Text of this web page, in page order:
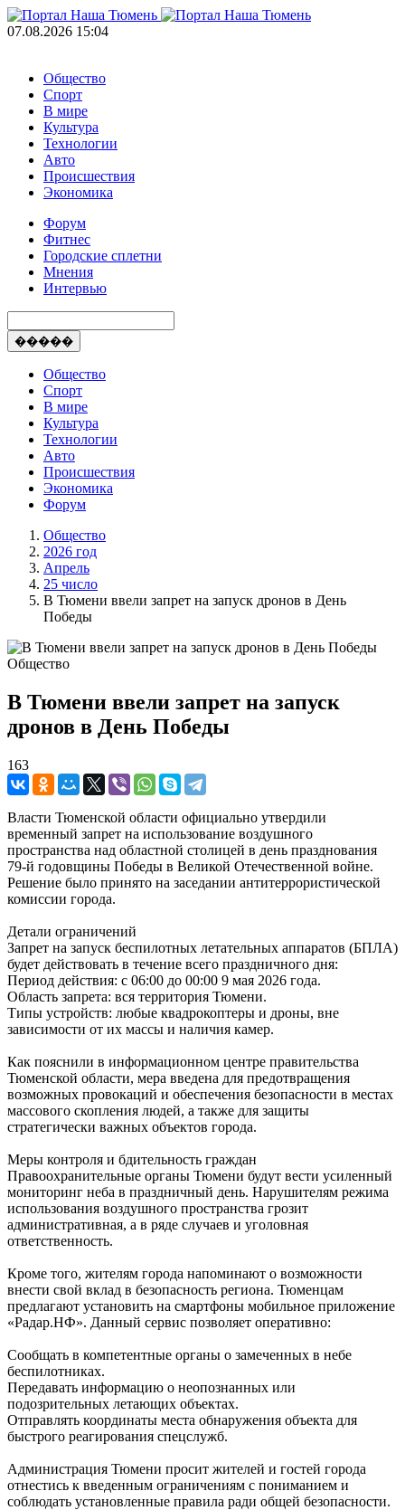
07.08.2026 15:04
Общество
Спорт
В мире
Культура
Технологии
Авто
Происшествия
Экономика
Форум
Фитнес
Городские сплетни
Мнения
Интервью
�����
Общество
Спорт
В мире
Культура
Технологии
Авто
Происшествия
Экономика
Форум
Общество
2026 год
Апрель
25 число
В Тюмени ввели запрет на запуск дронов в День
Победы
Общество
В Тюмени ввели запрет на запуск
дронов в День Победы
163
Власти Тюменской области официально утвердили
временный запрет на использование воздушного
пространства над областной столицей в день празднования
79-й годовщины Победы в Великой Отечественной войне.
Решение было принято на заседании антитеррористической
комиссии города.
Детали ограничений
Запрет на запуск беспилотных летательных аппаратов (БПЛА)
будет действовать в течение всего праздничного дня:
Период действия: с 06:00 до 00:00 9 мая 2026 года.
Область запрета: вся территория Тюмени.
Типы устройств: любые квадрокоптеры и дроны, вне
зависимости от их массы и наличия камер.
Как пояснили в информационном центре правительства
Тюменской области, мера введена для предотвращения
возможных провокаций и обеспечения безопасности в местах
массового скопления людей, а также для защиты
стратегически важных объектов города.
Меры контроля и бдительность граждан
Правоохранительные органы Тюмени будут вести усиленный
мониторинг неба в праздничный день. Нарушителям режима
использования воздушного пространства грозит
административная, а в ряде случаев и уголовная
ответственность.
Кроме того, жителям города напоминают о возможности
внести свой вклад в безопасность региона. Тюменцам
предлагают установить на смартфоны мобильное приложение
«Радар.НФ». Данный сервис позволяет оперативно:
Сообщать в компетентные органы о замеченных в небе
беспилотниках.
Передавать информацию о неопознанных или
подозрительных летающих объектах.
Отправлять координаты места обнаружения объекта для
быстрого реагирования спецслужб.
Администрация Тюмени просит жителей и гостей города
отнестись к введенным ограничениям с пониманием и
соблюдать установленные правила ради общей безопасности.